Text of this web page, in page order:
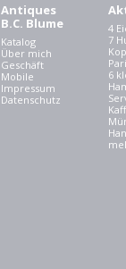
Antiques
B.C. Blume
Katalog
Über mich
Geschäft
Mobile
Impressum
Datenschutz
4
7
6